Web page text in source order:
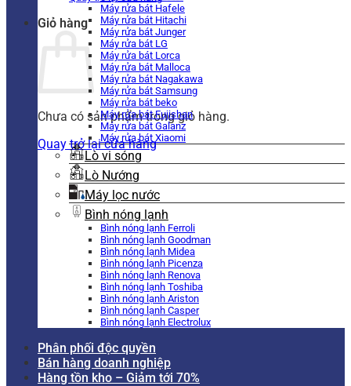
Giỏ hàng
Chưa có sản phẩm trong giỏ hàng.
Quay trở lại cửa hàng
Máy rửa bát Hafele
Máy rửa bát Hitachi
Máy rửa bát Junger
Máy rửa bát LG
Máy rửa bát Lorca
Máy rửa bát Malloca
Máy rửa bát Nagakawa
Máy rửa bát Samsung
Máy rửa bát beko
Máy rửa bát Fujishan
Máy rửa bát Galanz
Máy rửa bát Xiaomi
Lò vi sóng
Lò Nướng
Máy lọc nước
Bình nóng lạnh
Bình nóng lạnh Ferroli
Bình nóng lạnh Goodman
Bình nóng lạnh Midea
Bình nóng lạnh Picenza
Bình nóng lạnh Renova
Bình nóng lạnh Toshiba
Bình nóng lạnh Ariston
Bình nóng lạnh Casper
Bình nóng lạnh Electrolux
Phân phối độc quyền
Bán hàng doanh nghiệp
Hàng tồn kho – Giảm tới 70%